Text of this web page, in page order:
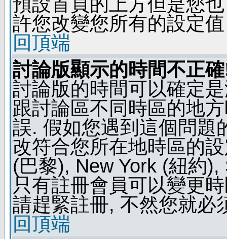
許您改變您所有的設定值
回頂端
討論版顯示的時間不正
討論版的時間可以確定
跟討論區不同時區的地
誤. 假如您遇到這個問題
改符合您所在地時區的
(巴黎), New York (紐約
只有註冊會員可以變更
請趕緊註冊, 不然您就必
回頂端